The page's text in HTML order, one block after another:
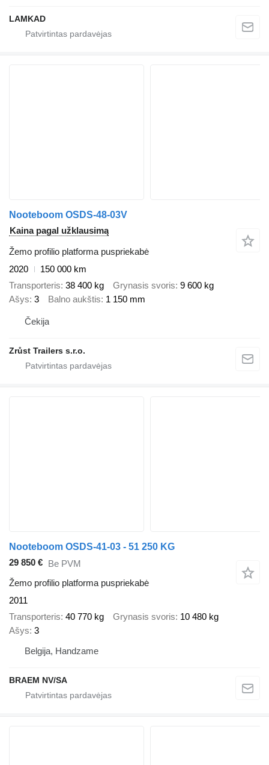
LAMKAD
Nooteboom OSDS-48-03V
Kaina pagal užklausimą
Žemo profilio platforma puspriekabė
2020
150 000 km
Transporteris 38 400 kg Grynasis svoris 9 600 kg
Ašys 3 Balno aukštis 1 150 mm
Čekija
Zrůst Trailers s.r.o.
Nooteboom OSDS-41-03 - 51 250 KG
29 850 € Be PVM
Žemo profilio platforma puspriekabė
2011
Transporteris 40 770 kg Grynasis svoris 10 480 kg
Ašys 3
Belgija, Handzame
BRAEM NV/SA